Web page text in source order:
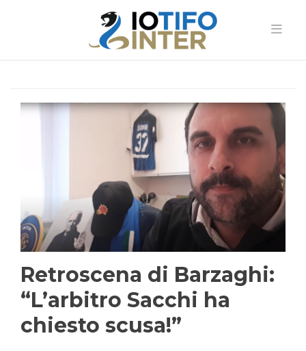
Retroscena di Barzaghi:
“L’arbitro Sacchi ha
chiesto scusa!”